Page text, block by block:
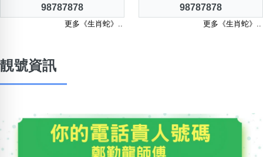
98787878
更多《生肖蛇》..
98787878
更多《生肖蛇》..
靚號資訊